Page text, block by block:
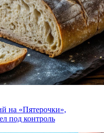
на «Пятерочки»,
под контроль